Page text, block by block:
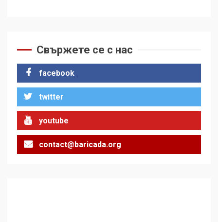
Свържете се с нас
facebook
twitter
youtube
contact@baricada.org